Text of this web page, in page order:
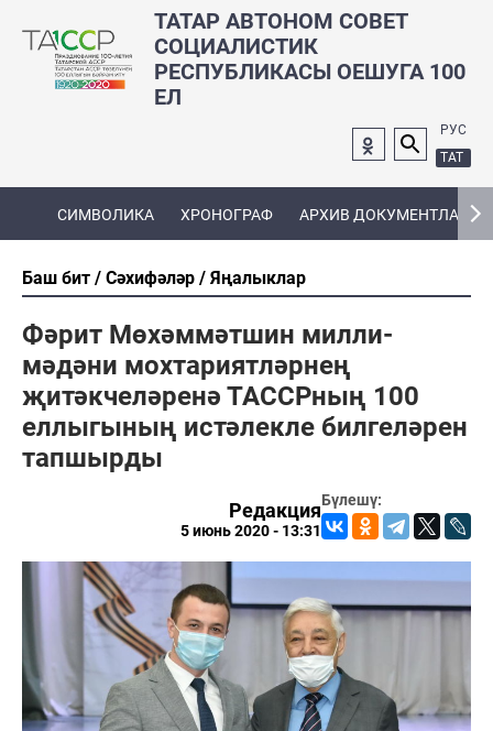
ТАТАР АВТОНОМ СОВЕТ
СОЦИАЛИСТИК
РЕСПУБЛИКАСЫ ОЕШУГА 100
ЕЛ
РУС
ТАТ
СИМВОЛИКА ХРОНОГРАФ АРХИВ ДОКУМЕНТЛАРЫ
Баш бит Сәхифәләр Яңалыклар
Фәрит Мөхәммәтшин милли-
мәдәни мохтариятләрнең
җитәкчеләренә ТАССРның 100
еллыгының истәлекле билгеләрен
тапшырды
Бүлешү:
Редакция
5 июнь 2020 - 13:31